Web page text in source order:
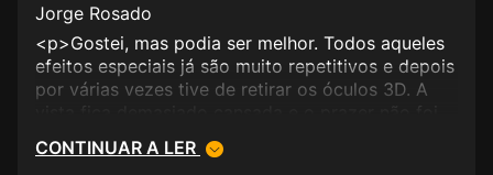
ESTREIA (em
"oceuoinfernoeodesejo.blogspot.com")
performance vai-se adensando e tornando mais
elaborada a arte dos actores. Para além disso
Paris está de novo deslumbrante, tal como no
principio do Século XX. É tudo uma mistura de luz,
lojas de curiosidades, antiguidades, cor,
outros tempos tão bem retratado aqui por este
Jorge Rosado
<p>Gostei, mas podia ser melhor. Todos aqueles
efeitos especiais já são muito repetitivos e depois
por várias vezes tive de retirar os óculos 3D. A
tão grande como isso.</p>
CONTINUAR A LER